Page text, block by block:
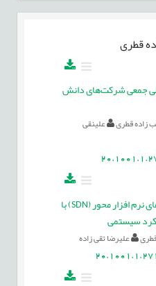
قطری
جمعی شرکت‌های دانش
قطری
علینقی
تبیین فرآیند پذیرش شبکه‌های نرم افزار محور (SDN) با
سیستمی
علیرضا تقی زاده